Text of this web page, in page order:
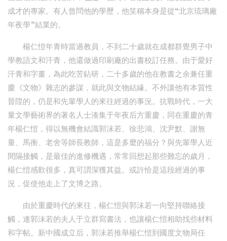
成才的專家。有人曾問他的學歷，他笑稱本身是從“北京琉璃廠
年夜學”結業的。
楊仁愷年青時當過教員，不到二十歲就在成都群覺男子中
學教語文和汗青，他還做過印刷廠的出書校訂任務。由于愛好
汗青和字畫，為此吃苦鉆研，二十多歲的他在教書之余兼任重
慶《文物》雜志的參謀，就此與文物結緣。不外讓他有本質性
晉陞的，仍是和先輩學人的來往經過的事況。抗戰時代，一大
量文學藝術界的著名人士湊集于年夜后方重慶，同在重慶的青
年楊仁愷，得以無機會結識郭沫若、徐悲鴻、沈尹默、謝無
量、馬衡、老舍等師長教師，這是多麼的福分？與先輩學人近
間隔接觸，是最佳的進修機遇，常常回想起那些難忘的歲月，
楊仁愷感歎很多，真可謂深獲其益。或許恰是這段經過的事
況，促使他走上了文博之路。
由於重慶時代的來往，楊仁愷與郭沫若一向堅持聯絡接
觸，連郭沫若的夫人于立群寫書法，也讓楊仁愷相助找些材料
和字帖。新中國成立后，郭沫若推舉楊仁愷到國度文物局任